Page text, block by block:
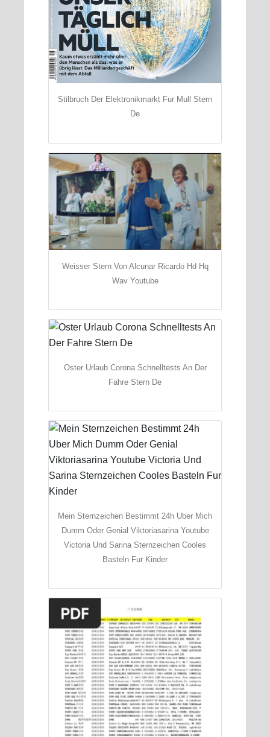
Stilbruch Der Elektronikmarkt Fur Mull Stern
De
Weisser Stern Von Alcunar Ricardo Hd Hq
Wav Youtube
Oster Urlaub Corona Schnelltests An Der
Fahre Stern De
Mein Sternzeichen Bestimmt 24h Uber Mich
Dumm Oder Genial Viktoriasarina Youtube
Victoria Und Sarina Sternzeichen Cooles
Basteln Fur Kinder